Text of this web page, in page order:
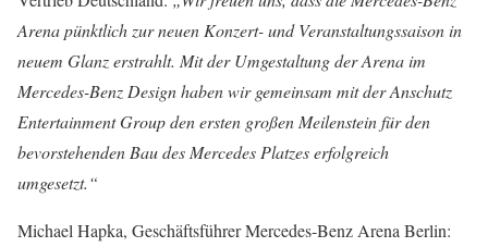
Arena pünktlich zur neuen Konzert- und Veranstaltungssaison in
neuem Glanz erstrahlt. Mit der Umgestaltung der Arena im
Mercedes-Benz Design haben wir gemeinsam mit der Anschutz
Entertainment Group den ersten großen Meilenstein für den
bevorstehenden Bau des Mercedes Platzes erfolgreich
umgesetzt.“
Michael Hapka, Geschäftsführer Mercedes-Benz Arena Berlin: